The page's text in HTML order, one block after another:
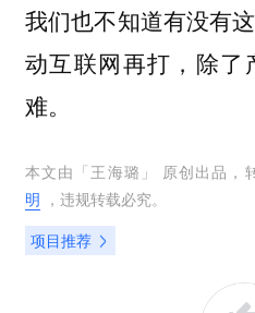
我们也不知道有没有
动互联网再打，除了
难。
本文由「 王海璐 」 原创出品，
明 ，违规转载必究。
项目推荐